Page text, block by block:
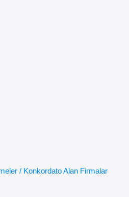
/ Konkordato Alan Firmalar